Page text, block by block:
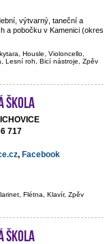
výtvarný, taneční a
a pobočku v Kamenici (okres
Housle, Violoncello,
Lesní roh, Bicí nástroje, Zpěv
škola
717
, Facebook
Flétna, Klavír, Zpěv
škola